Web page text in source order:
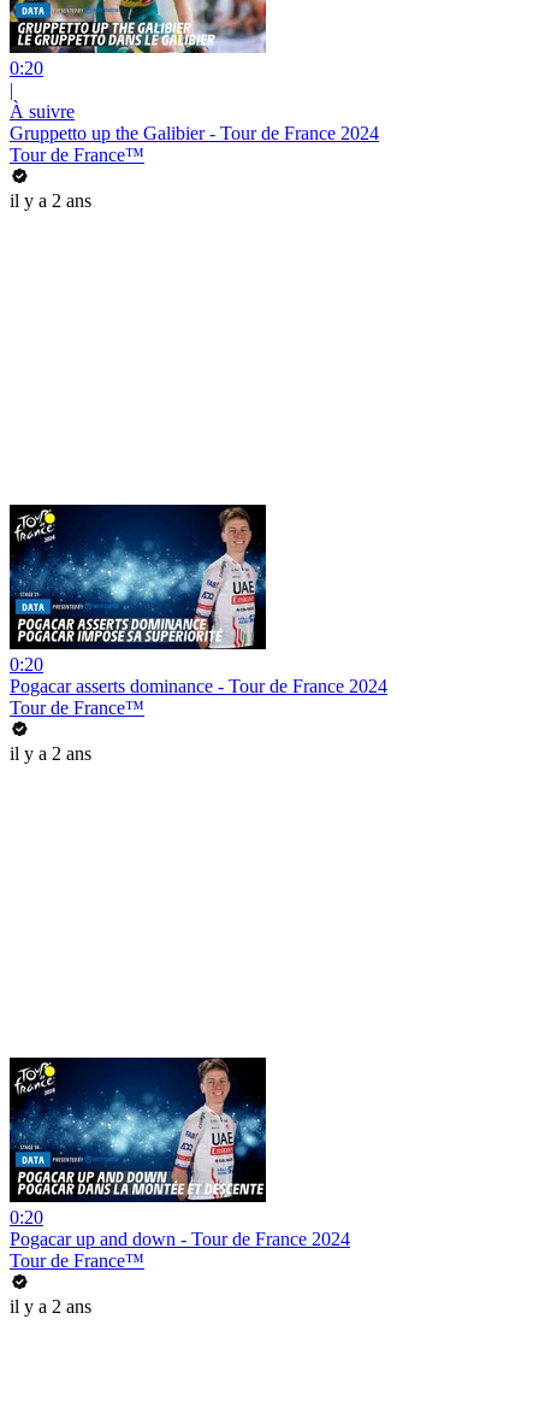
0:20
|
À suivre
Gruppetto up the Galibier - Tour de France 2024
Tour de France™
il y a 2 ans
0:20
Pogacar asserts dominance - Tour de France 2024
Tour de France™
il y a 2 ans
0:20
Pogacar up and down - Tour de France 2024
Tour de France™
il y a 2 ans